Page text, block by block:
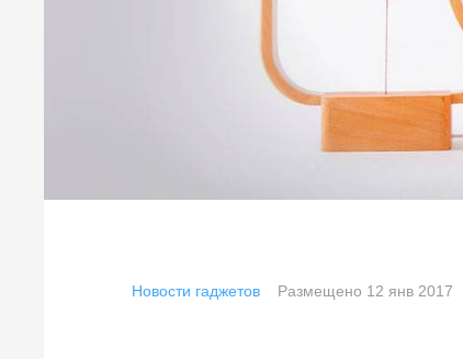
Новости гаджетов Размещено 12 янв 2017